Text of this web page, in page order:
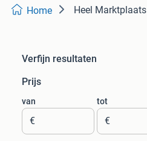
Home Heel Marktplaats
Verfijn resultaten
Prijs
van
€
tot
€